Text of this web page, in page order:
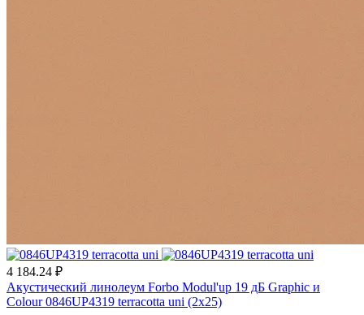
4 184.24 ₽
Акустический линолеум Forbo Modul'up 19 дБ Graphic и
Colour 0846UP4319 terracotta uni (2х25)